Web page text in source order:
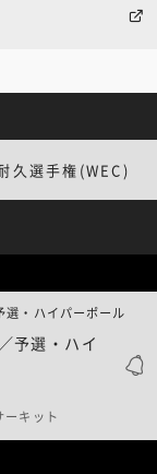
久選手権(WEC)
予選・ハイ
・ハイパーポール
ーキット